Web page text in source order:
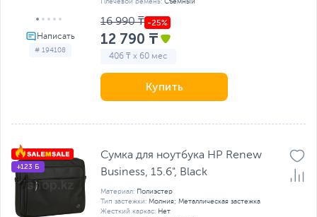
# 194108
Плечевой ремень: Съемный
16 990 ₸
12 790 ₸
406 ₸ x 60 мес
Купить
+123 Б
Сумка для ноутбука HP Renew
Business, 15.6", Black
Материал: Полиэстер
Тип застежки: Молния; Металлическая застежка
Жесткий каркас: Нет